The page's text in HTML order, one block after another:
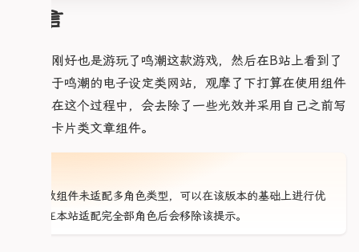
前言
最近，刚好也是游玩了鸣潮这款游戏，然后在B站上看到了
一些关于鸣潮的电子设定类网站，观摩了下打算在使用组件
来写。在这个过程中，会去除了一些光效并采用自己之前写
的一个卡片类文章组件。
大多数组件未适配多角色类型，可以在该版本的基础上进行优
化，在本站适配完全部角色后会移除该提示。